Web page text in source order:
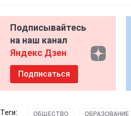
Подписывайтесь
на наш канал
Яндекс Дзен
Подписаться
Теги: ОБЩЕСТВО ОБРАЗОВАНИЕ